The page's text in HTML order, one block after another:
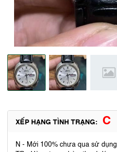
XẾP HẠNG TÌNH TRẠNG: C
N - Mới 100% chưa qua sử dụng